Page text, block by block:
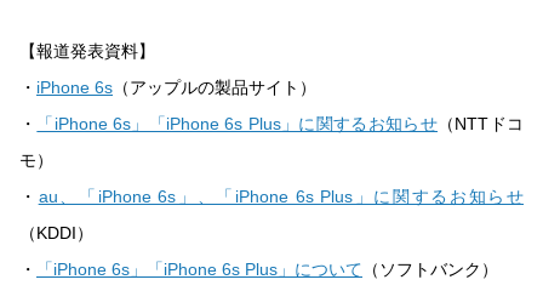
【報道発表資料】
・ iPhone 6s （アップルの製品サイト）
・
「iPhone 6s」「iPhone 6s Plus」に関するお知らせ （NTTドコ
モ）
・ au、「iPhone 6s」、「iPhone 6s Plus」に関するお知らせ
（KDDI）
・
「iPhone 6s」「iPhone 6s Plus」について （ソフトバンク）